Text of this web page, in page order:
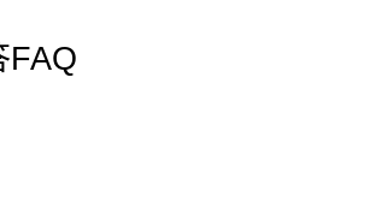
FAQ